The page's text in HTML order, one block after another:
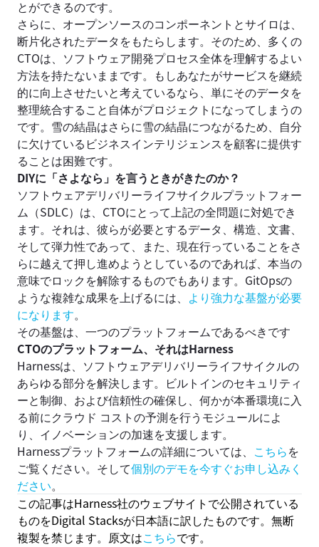
とができるのです。
さらに、オープンソースのコンポーネントとサイロは、
断片化されたデータをもたらします。そのため、多くの
CTOは、ソフトウェア開発プロセス全体を理解するよい
方法を持たないままです。もしあなたがサービスを継続
的に向上させたいと考えているなら、単にそのデータを
整理統合すること自体がプロジェクトになってしまうの
です。雪の結晶はさらに雪の結晶につながるため、自分
に欠けているビジネスインテリジェンスを顧客に提供す
ることは困難です。
DIYに「さよなら」を言うときがきたのか？
ソフトウェアデリバリーライフサイクルプラットフォー
ム（SDLC）は、CTOにとって上記の全問題に対処でき
ます。それは、彼らが必要とするデータ、構造、文書、
そして弾力性であって、また、現在行っていることをさ
らに越えて押し進めようとしているのであれば、本当の
意味でロックを解除するものでもあります。GitOpsの
ような複雑な成果を上げるには、 より強力な基盤が必要
になります。
その基盤は、一つのプラットフォームであるべきです
CTOのプラットフォーム、それはHarness
Harnessは、ソフトウェアデリバリーライフサイクルの
あらゆる部分を解決します。ビルトインのセキュリティ
ーと制御、および信頼性の確保し、何かが本番環境に入
る前にクラウド コストの予測を行うモジュールによ
り、イノベーションの加速を支援します。
Harnessプラットフォームの詳細については、 こちらを
ご覧ください。そして個別のデモを今すぐお申し込みく
ださい。
この記事はHarness社のウェブサイトで公開されている
ものをDigital Stacksが日本語に訳したものです。無断
複製を禁じます。原文はこちらです。